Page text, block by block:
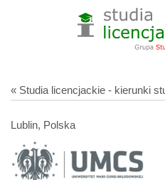
« Studia licencjackie - kierunki
Lublin, Polska